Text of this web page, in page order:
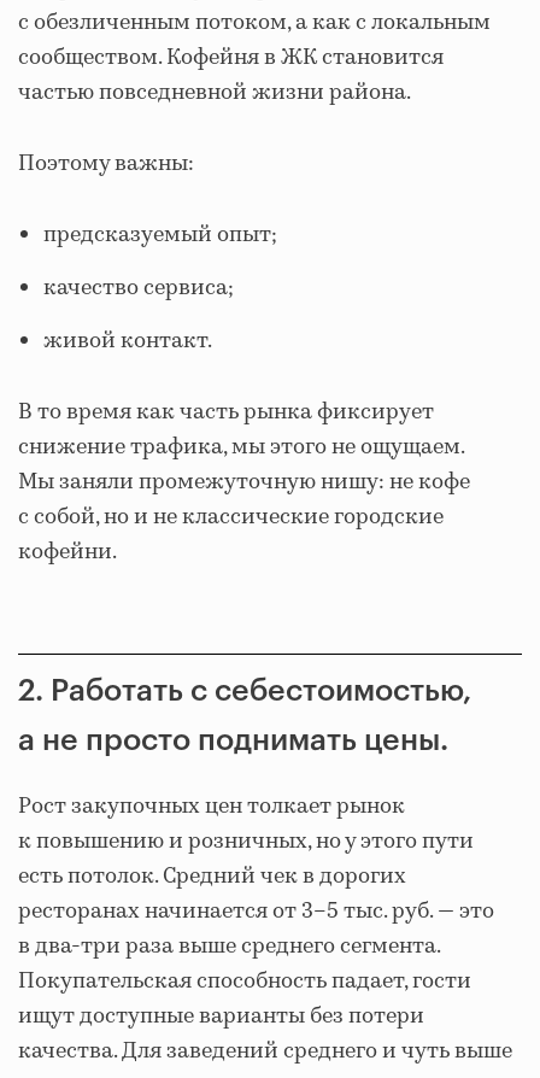
с обезличенным потоком, а как с локальным
сообществом. Кофейня в ЖК становится
частью повседневной жизни района.
Поэтому важны:
предсказуемый опыт;
качество сервиса;
живой контакт.
В то время как часть рынка фиксирует
снижение трафика, мы этого не ощущаем.
Мы заняли промежуточную нишу: не кофе
с собой, но и не классические городские
кофейни.
2. Работать с себестоимостью,
а не просто поднимать цены.
Рост закупочных цен толкает рынок
к повышению и розничных, но у этого пути
есть потолок. Средний чек в дорогих
ресторанах начинается от 3–5 тыс. руб. — это
в два-три раза выше среднего сегмента.
Покупательская способность падает, гости
ищут доступные варианты без потери
качества. Для заведений среднего и чуть выше